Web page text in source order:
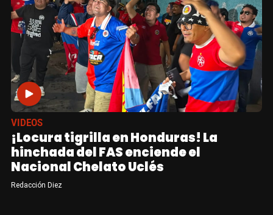
VIDEOS
¡Locura tigrilla en Honduras! La
hinchada del FAS enciende el
Nacional Chelato Uclés
Redacción Diez